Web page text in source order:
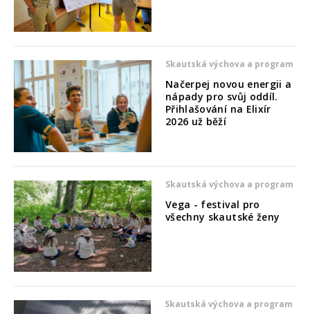
Skautská výchova a program
Načerpej novou energii a
nápady pro svůj oddíl.
Přihlašování na Elixír
2026 už běží
Skautská výchova a program
Vega - festival pro
všechny skautské ženy
Skautská výchova a program